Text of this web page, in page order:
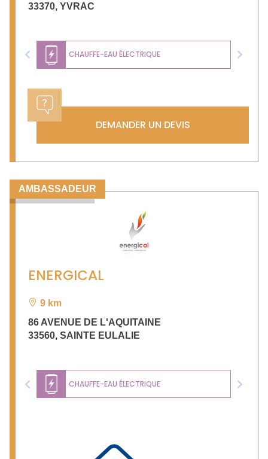
33370, YVRAC
CHAUFFE-EAU ÉLECTRIQUE
Previous Next
DEMANDER UN DEVIS
AMBASSADEUR
ENERGICAL
9 km
86 AVENUE DE L'AQUITAINE
33560, SAINTE EULALIE
CHAUFFE-EAU ÉLECTRIQUE
Previous Next